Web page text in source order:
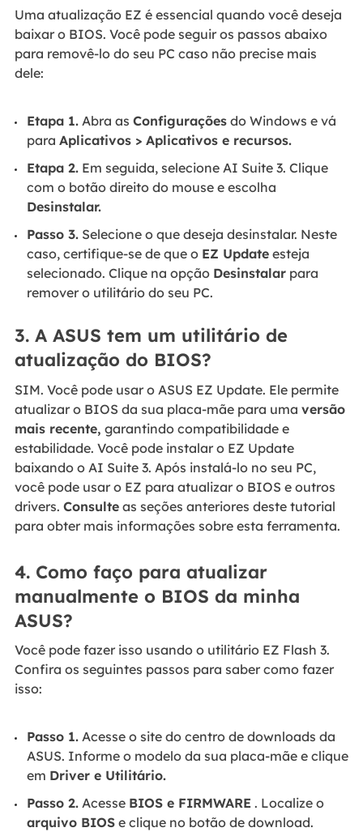
Uma atualização EZ é essencial quando você deseja
baixar o BIOS. Você pode seguir os passos abaixo
para removê-lo do seu PC caso não precise mais
dele:
Etapa 1.Abra as Configuraçõesdo Windows e vá
para Aplicativos > Aplicativos e recursos.
Etapa 2.Em seguida, selecione AI Suite 3. Clique
com o botão direito do mouse e escolha
Desinstalar.
Passo 3.Selecione o que deseja desinstalar. Neste
caso, certifique-se de que o EZ Updateesteja
selecionado. Clique na opção Desinstalarpara
remover o utilitário do seu PC.
3. A ASUS tem um utilitário de
atualização do BIOS?
SIM. Você pode usar o ASUS EZ Update. Ele permite
atualizar o BIOS da sua placa-mãe para uma versão
mais recente, garantindo compatibilidade e
estabilidade. Você pode instalar o EZ Update
baixando o AI Suite 3. Após instalá-lo no seu PC,
você pode usar o EZ para atualizar o BIOS e outros
drivers. Consulteas seções anteriores deste tutorial
para obter mais informações sobre esta ferramenta.
4. Como faço para atualizar
manualmente o BIOS da minha
ASUS?
Você pode fazer isso usando o utilitário EZ Flash 3.
Confira os seguintes passos para saber como fazer
isso:
Passo 1.Acesse o site do centro de downloads da
ASUS. Informe o modelo da sua placa-mãe e clique
em Driver e Utilitário.
Passo 2.Acesse BIOS e FIRMWARE. Localize o
arquivo BIOSe clique no botão de download.